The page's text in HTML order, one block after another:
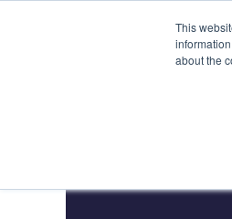
This
about the